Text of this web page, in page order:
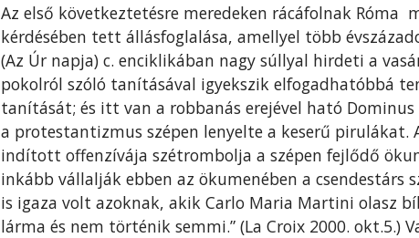
Az első következtetésre meredeken rácáfolnak Róma
kérdésében tett állásfoglalása, amellyel több
(Az Úr napja) c. enciklikában nagy súllyal hirdeti a
pokolról szóló tanításával igyekszik elfogadhatóbbá
tanítását; és itt van a robbanás erejével ható
a protestantizmus szépen lenyelte a keserű
indított offenzívája szétrombolja a szépen fejlődő
inkább vállalják ebben az ökumenében a csendestárs
is igaza volt azoknak, akik Carlo Maria Martini olasz
lárma és nem történik semmi.” (La Croix 2000. okt.5.)